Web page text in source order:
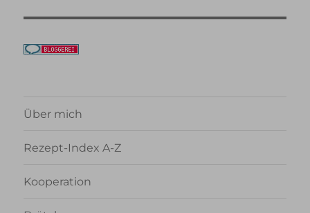
Über mich
Rezept-Index A-Z
Kooperation